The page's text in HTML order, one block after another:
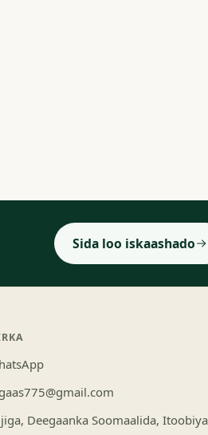
Sida loo iskaashado
Deegaanka Soomaalida, Itoobiya